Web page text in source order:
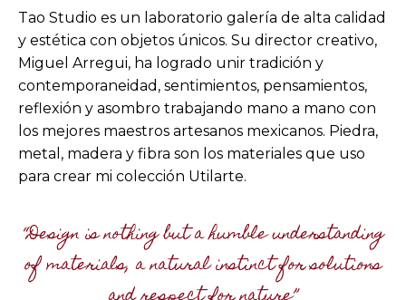
Tao Studio es un laboratorio galería de alta calidad
y estética con objetos únicos. Su director creativo,
Miguel Arregui, ha logrado unir tradición y
contemporaneidad, sentimientos, pensamientos,
reflexión y asombro trabajando mano a mano con
los mejores maestros artesanos mexicanos. Piedra,
metal, madera y fibra son los materiales que uso
para crear mi colección Utilarte.
“Design is nothing but a humble understanding
of materials, a natural instinct for solutions